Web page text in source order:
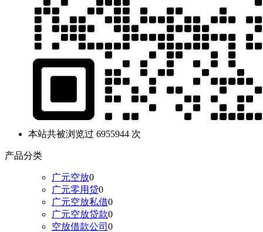
本站共被浏览过 6955944 次
产品分类
广元空放0
广元零用贷0
广元空放私借0
广元空放贷款0
空放借款公司 0